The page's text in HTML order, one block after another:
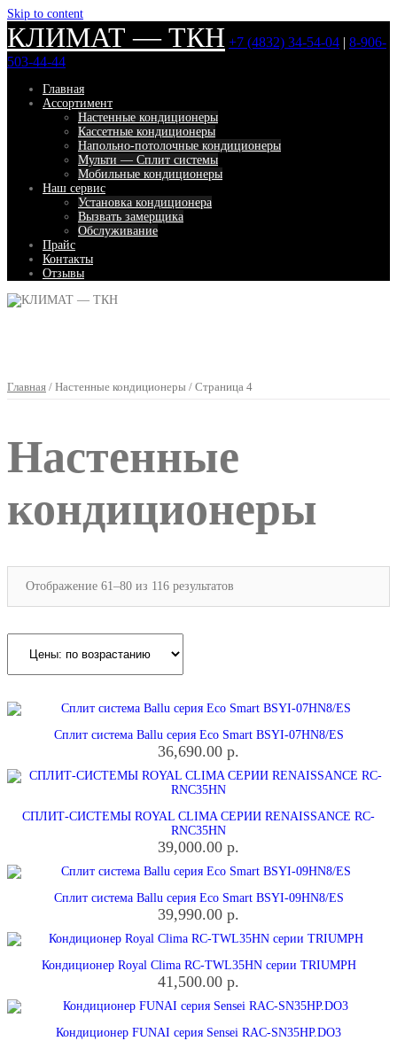
Skip to content
КЛИМАТ — ТКН +7 (4832) 34-54-04 | 8-906-
503-44-44
Главная
Ассортимент
Настенные кондиционеры
Кассетные кондиционеры
Напольно-потолочные кондиционеры
Мульти — Сплит системы
Мобильные кондиционеры
Наш сервис
Установка кондиционера
Вызвать замерщика
Обслуживание
Прайс
Контакты
Отзывы
Главная / Настенные кондиционеры / Страница 4
Настенные
кондиционеры
Отображение 61–80 из 116 результатов
Сплит система Ballu серия Eco Smart BSYI-07HN8/ES
36,690.00 р.
СПЛИТ-СИСТЕМЫ ROYAL CLIMA СЕРИИ RENAISSANCE RC-
RNC35HN
39,000.00 р.
Сплит система Ballu серия Eco Smart BSYI-09HN8/ES
39,990.00 р.
Кондиционер Royal Clima RC-TWL35HN серии TRIUMPH
41,500.00 р.
Кондиционер FUNAI серия Sensei RAC-SN35HP.DO3